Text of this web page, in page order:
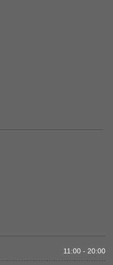
11:00 - 20:00